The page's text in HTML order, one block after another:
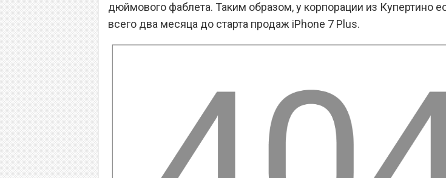
дюймового фаблета. Таким образом, у корпорации из Купертино
всего два месяца до старта продаж iPhone 7 Plus.